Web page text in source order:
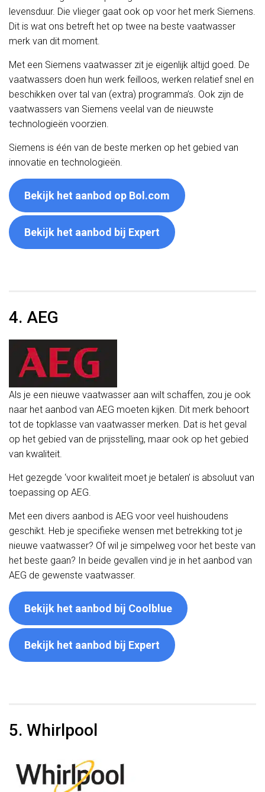
levensduur. Die vlieger gaat ook op voor het merk Siemens.
Dit is wat ons betreft het op twee na beste vaatwasser
merk van dit moment.
Met een Siemens vaatwasser zit je eigenlijk altijd goed. De
vaatwassers doen hun werk feilloos, werken relatief snel en
beschikken over tal van (extra) programma’s. Ook zijn de
vaatwassers van Siemens veelal van de nieuwste
technologieën voorzien.
Siemens is één van de beste merken op het gebied van
innovatie en technologieën.
Bekijk het aanbod op Bol.com
Bekijk het aanbod bij Expert
4. AEG
Als je een nieuwe vaatwasser aan wilt schaffen, zou je ook
naar het aanbod van AEG moeten kijken. Dit merk behoort
tot de topklasse van vaatwasser merken. Dat is het geval
op het gebied van de prijsstelling, maar ook op het gebied
van kwaliteit.
Het gezegde ‘voor kwaliteit moet je betalen’ is absoluut van
toepassing op AEG.
Met een divers aanbod is AEG voor veel huishoudens
geschikt. Heb je specifieke wensen met betrekking tot je
nieuwe vaatwasser? Of wil je simpelweg voor het beste van
het beste gaan? In beide gevallen vind je in het aanbod van
AEG de gewenste vaatwasser.
Bekijk het aanbod bij Coolblue
Bekijk het aanbod bij Expert
5. Whirlpool